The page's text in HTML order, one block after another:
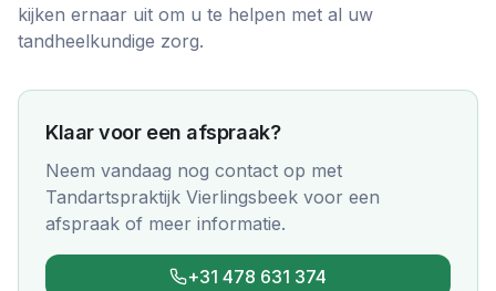
kijken ernaar uit om u te helpen met al uw
tandheelkundige zorg.
Klaar voor een afspraak?
Neem vandaag nog contact op met
Tandartspraktijk Vierlingsbeek voor een
afspraak of meer informatie.
+31 478 631 374